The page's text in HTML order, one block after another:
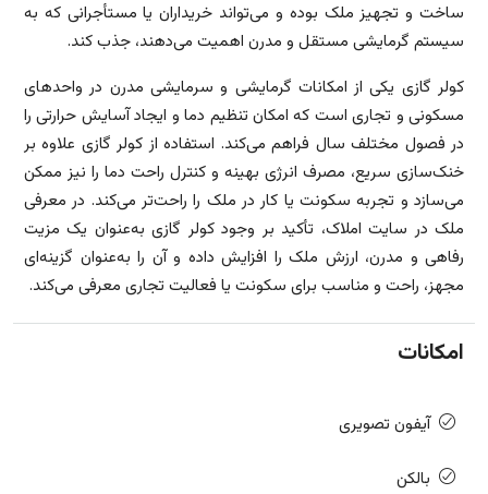
ساخت و تجهیز ملک بوده و می‌تواند خریداران یا مستأجرانی که به
سیستم گرمایشی مستقل و مدرن اهمیت می‌دهند، جذب کند.
کولر گازی یکی از امکانات گرمایشی و سرمایشی مدرن در واحدهای
مسکونی و تجاری است که امکان تنظیم دما و ایجاد آسایش حرارتی را
در فصول مختلف سال فراهم می‌کند. استفاده از کولر گازی علاوه بر
خنک‌سازی سریع، مصرف انرژی بهینه و کنترل راحت دما را نیز ممکن
می‌سازد و تجربه سکونت یا کار در ملک را راحت‌تر می‌کند. در معرفی
ملک در سایت املاک، تأکید بر وجود کولر گازی به‌عنوان یک مزیت
رفاهی و مدرن، ارزش ملک را افزایش داده و آن را به‌عنوان گزینه‌ای
مجهز، راحت و مناسب برای سکونت یا فعالیت تجاری معرفی می‌کند.
امکانات
آیفون تصویری
بالکن